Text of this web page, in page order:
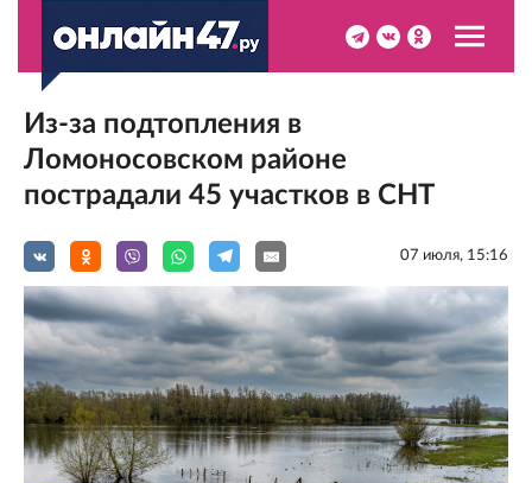
Из-за подтопления в
Ломоносовском районе
пострадали 45 участков в СНТ
07 июля, 15:16